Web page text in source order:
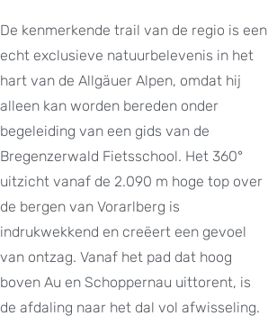
De kenmerkende trail van de regio is een
echt exclusieve natuurbelevenis in het
hart van de Allgäuer Alpen, omdat hij
alleen kan worden bereden onder
begeleiding van een gids van de
Bregenzerwald Fietsschool. Het 360°
uitzicht vanaf de 2.090 m hoge top over
de bergen van Vorarlberg is
indrukwekkend en creëert een gevoel
van ontzag. Vanaf het pad dat hoog
boven Au en Schoppernau uittorent, is
de afdaling naar het dal vol afwisseling.